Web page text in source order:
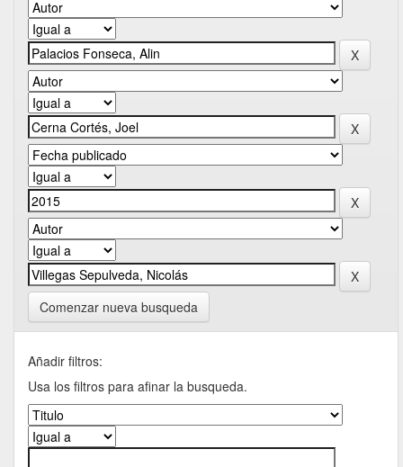
Comenzar nueva busqueda
Añadir filtros:
Usa los filtros para afinar la busqueda.